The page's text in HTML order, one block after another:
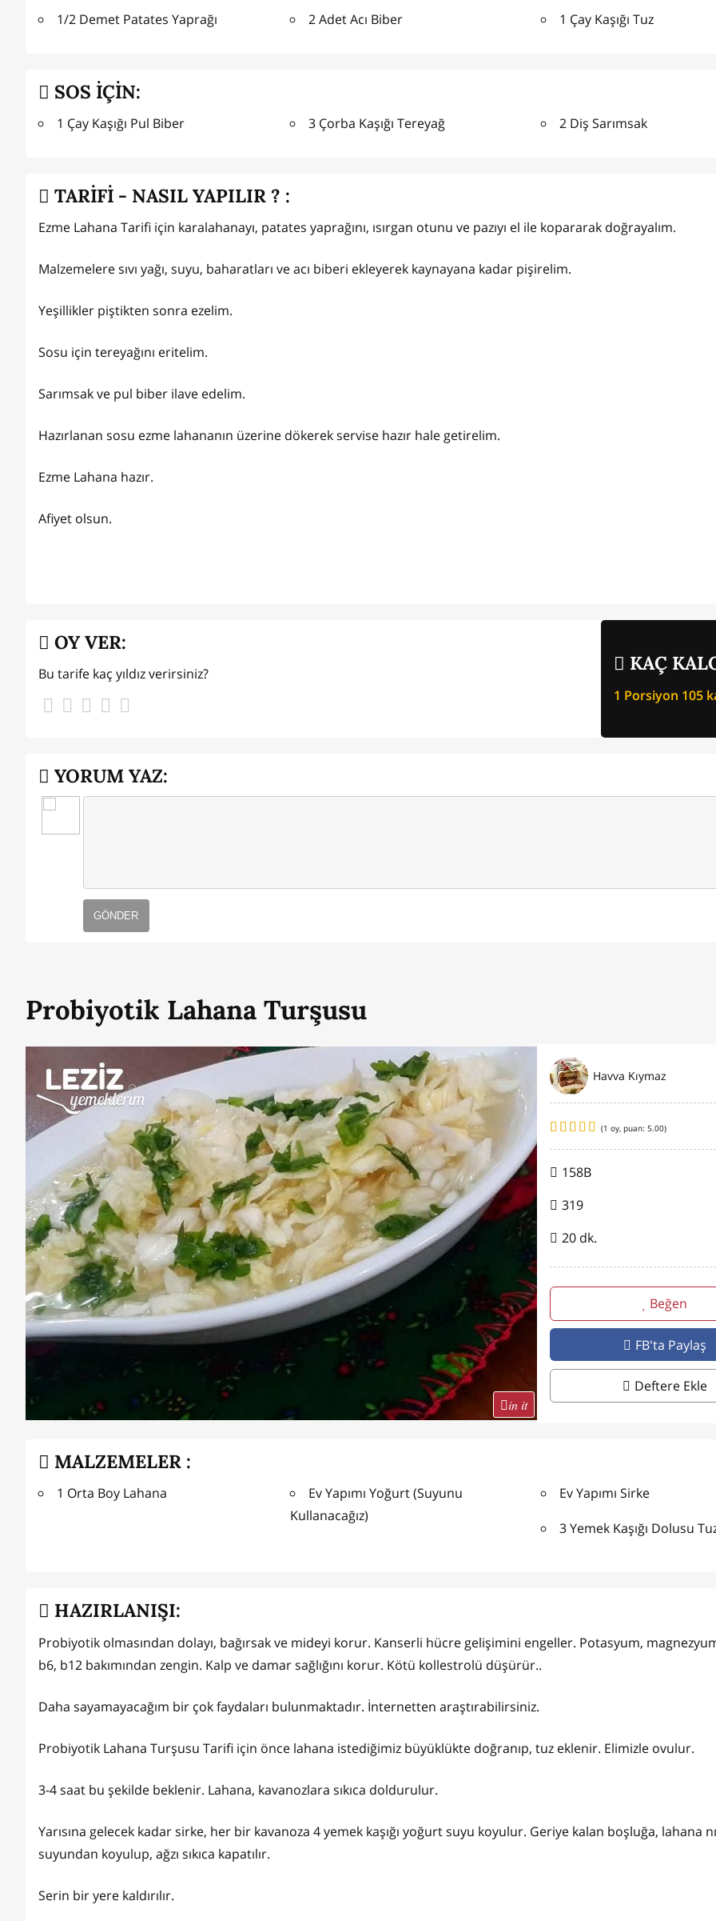
1/2 Demet Patates Yaprağı
2 Adet Acı Biber
1 Çay Kaşığı Tuz
SOS İÇİN:
1 Çay Kaşığı Pul Biber 3 Çorba Kaşığı Tereyağ 2 Diş Sarımsak
TARİFİ - NASIL YAPILIR ? :
Ezme Lahana Tarifi için karalahanayı, patates yaprağını, ısırgan otunu ve pazıyı el ile kopararak doğrayalım.
Malzemelere sıvı yağı, suyu, baharatları ve acı biberi ekleyerek kaynayana kadar pişirelim.
Yeşillikler piştikten sonra ezelim.
Sosu için tereyağını eritelim.
Sarımsak ve pul biber ilave edelim.
Hazırlanan sosu ezme lahananın üzerine dökerek servise hazır hale getirelim.
Ezme Lahana hazır.
Afiyet olsun.
KAÇ
1 Porsiyon 105
OY VER:
Bu tarife kaç yıldız verirsiniz?
YORUM YAZ:
GÖNDER
Probiyotik Lahana Turşusu
in it
Havva Kıymaz
(1 oy, puan: 5.00)
158B
319
20 dk.
Beğen
FB'ta Paylaş
Deftere Ekle
MALZEMELER :
1 Orta Boy Lahana
Ev Yapımı Yoğurt (Suyunu
Kullanacağız)
Ev Yapımı Sirke
3 Yemek Kaşığı Dolusu
HAZIRLANIŞI:
Probiyotik olmasından dolayı, bağırsak ve mideyi korur. Kanserli hücre gelişimini engeller. Potasyum,
b6, b12 bakımından zengin. Kalp ve damar sağlığını korur. Kötü kollestrolü düşürür..
Daha sayamayacağım bir çok faydaları bulunmaktadır. İnternetten araştırabilirsiniz.
Probiyotik Lahana Turşusu Tarifi için önce lahana istediğimiz büyüklükte doğranıp, tuz eklenir. Elimizle ovulur.
3-4 saat bu şekilde beklenir. Lahana, kavanozlara sıkıca doldurulur.
Yarısına gelecek kadar sirke, her bir kavanoza 4 yemek kaşığı yoğurt suyu koyulur. Geriye kalan boşluğa, lahana
suyundan koyulup, ağzı sıkıca kapatılır.
Serin bir yere kaldırılır.